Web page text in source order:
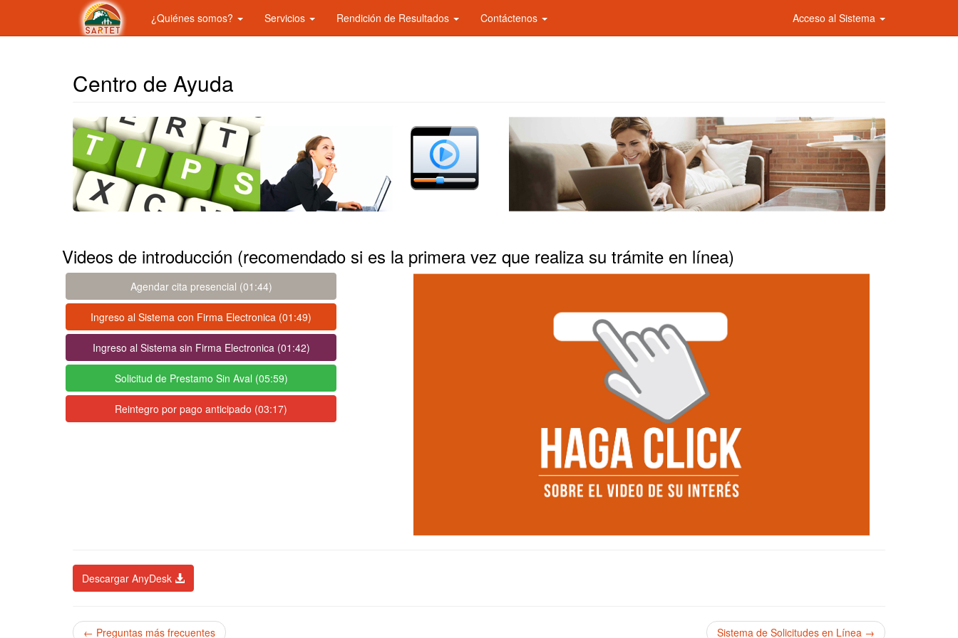
¿Quiénes somos? Servicios Rendición de Resultados Contáctenos Acceso al Sistema
Centro de Ayuda
Videos de introducción (recomendado si es la primera vez que realiza su trámite en línea)
Agendar cita presencial (01:44)
Ingreso al Sistema con Firma Electronica (01:49)
Ingreso al Sistema sin Firma Electronica (01:42)
Solicitud de Prestamo Sin Aval (05:59)
Reintegro por pago anticipado (03:17)
Descargar AnyDesk
← Preguntas más frecuentes Sistema de Solicitudes en Línea →